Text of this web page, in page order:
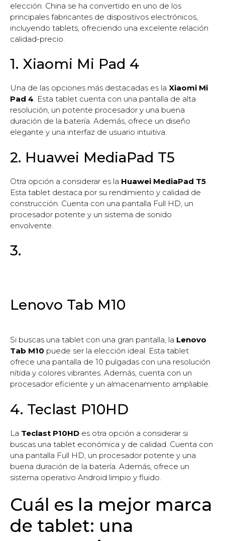
elección. China se ha convertido en uno de los
principales fabricantes de dispositivos electrónicos,
incluyendo tablets, ofreciendo una excelente relación
calidad-precio.
1. Xiaomi Mi Pad 4
Una de las opciones más destacadas es la Xiaomi Mi
Pad 4. Esta tablet cuenta con una pantalla de alta
resolución, un potente procesador y una buena
duración de la batería. Además, ofrece un diseño
elegante y una interfaz de usuario intuitiva.
2. Huawei MediaPad T5
Otra opción a considerar es la Huawei MediaPad T5
Esta tablet destaca por su rendimiento y calidad de
construcción. Cuenta con una pantalla Full HD, un
procesador potente y un sistema de sonido
envolvente.
3.
Lenovo Tab M10
Si buscas una tablet con una gran pantalla, la Lenovo
Tab M10 puede ser la elección ideal. Esta tablet
ofrece una pantalla de 10 pulgadas con una resolución
nítida y colores vibrantes. Además, cuenta con un
procesador eficiente y un almacenamiento ampliable.
4. Teclast P10HD
La Teclast P10HD es otra opción a considerar si
buscas una tablet económica y de calidad. Cuenta con
una pantalla Full HD, un procesador potente y una
buena duración de la batería. Además, ofrece un
sistema operativo Android limpio y fluido.
Cuál es la mejor marca
de tablet: una